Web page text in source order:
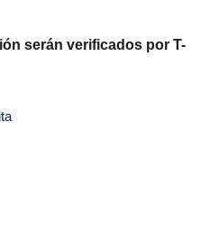
serán verificados por T-